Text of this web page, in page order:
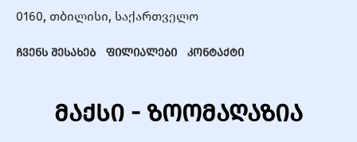
0160, თბილისი, საქართველო
ჩვენს შესახებ ფილიალები კონტაქტი
მაქსი - ზოომაღაზია